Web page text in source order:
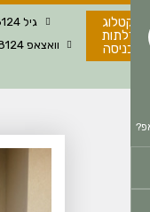
גיל 052-396-8124
וואצאפ 052-396-8124